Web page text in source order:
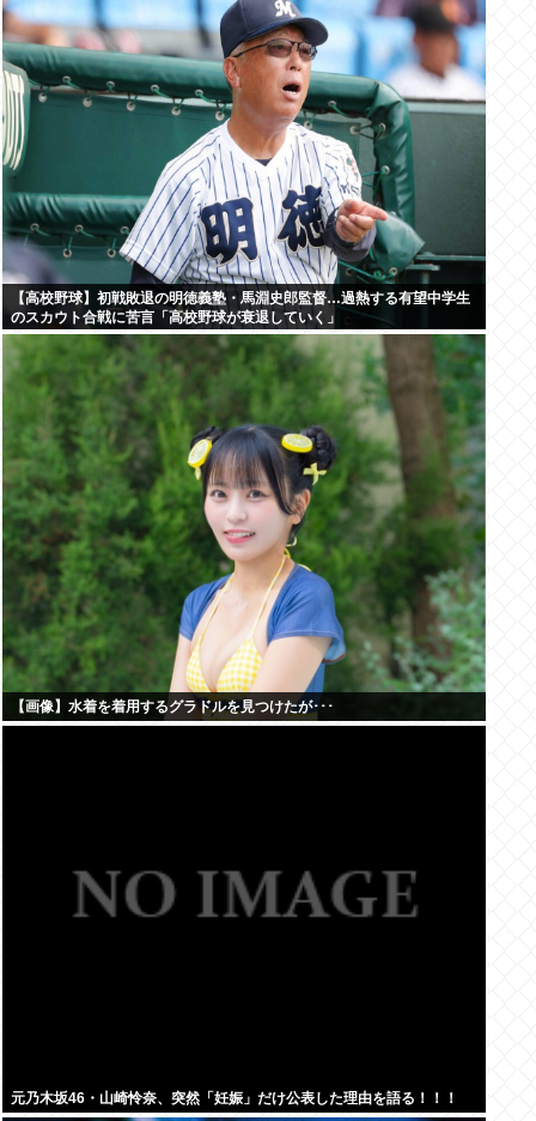
【高校野球】初戦敗退の明徳義塾・馬淵史郎監督…過熱する有望中学生
のスカウト合戦に苦言「高校野球が衰退していく」
【画像】水着を着用するグラドルを見つけたが･･･
元乃木坂46・山崎怜奈、突然「妊娠」だけ公表した理由を語る！！！